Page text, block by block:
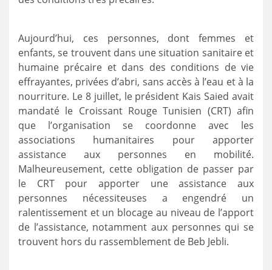
Aujourd’hui, ces personnes, dont femmes et
enfants, se trouvent dans une situation sanitaire et
humaine précaire et dans des conditions de vie
effrayantes, privées d’abri, sans accès à l’eau et à la
nourriture. Le 8 juillet, le président Kais Saied avait
mandaté le Croissant Rouge Tunisien (CRT) afin
que l’organisation se coordonne avec les
associations humanitaires pour apporter
assistance aux personnes en mobilité.
Malheureusement, cette obligation de passer par
le CRT pour apporter une assistance aux
personnes nécessiteuses a engendré un
ralentissement et un blocage au niveau de l’apport
de l’assistance, notamment aux personnes qui se
trouvent hors du rassemblement de Beb Jebli.